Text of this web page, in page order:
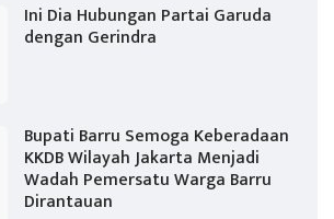
Ini Dia Hubungan Partai Garuda
dengan Gerindra
Bupati Barru Semoga Keberadaan
KKDB Wilayah Jakarta Menjadi
Wadah Pemersatu Warga Barru
Dirantauan